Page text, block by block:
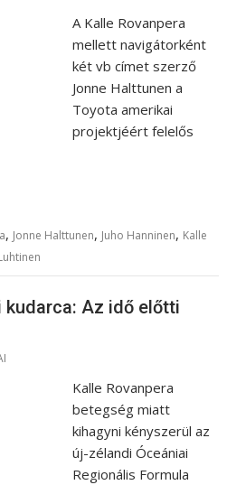
A Kalle Rovanpera
mellett navigátorként
két vb címet szerző
Jonne Halttunen a
Toyota amerikai
projektjéért felelős
, Jonne Halttunen, Juho Hanninen, Kalle
kudarca: Az idő előtti
Kalle Rovanpera
betegség miatt
kihagyni kényszerül az
új-zélandi Óceániai
Regionális Formula